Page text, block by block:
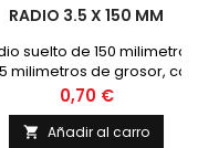
RADIO 3.5 X 150 MM
suelto de 150 milimetros
milimetros de grosor, con
la cabecilla a 90 grados
Precio
0,70 €
 Añadir al carro